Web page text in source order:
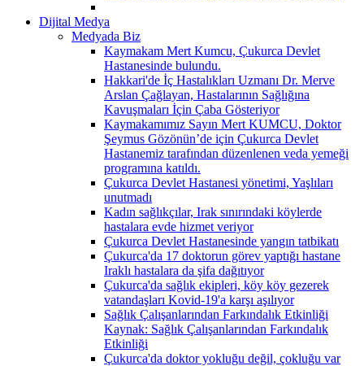
Dijital Medya
Medyada Biz
Kaymakam Mert Kumcu, Çukurca Devlet
Hastanesinde bulundu.
Hakkari'de İç Hastalıkları Uzmanı Dr. Merve
Arslan Çağlayan, Hastalarının Sağlığına
Kavuşmaları İçin Çaba Gösteriyor
Kaymakamımız Sayın Mert KUMCU, Doktor
Şeymus Gözönün’de için Çukurca Devlet
Hastanemiz tarafından düzenlenen veda yemeği
programına katıldı.
Çukurca Devlet Hastanesi yönetimi, Yaşlıları
unutmadı
Kadın sağlıkçılar, Irak sınırındaki köylerde
hastalara evde hizmet veriyor
Çukurca Devlet Hastanesinde yangın tatbikatı
Çukurca'da 17 doktorun görev yaptığı hastane
Iraklı hastalara da şifa dağıtıyor
Çukurca'da sağlık ekipleri, köy köy gezerek
vatandaşları Kovid-19'a karşı aşılıyor
Sağlık Çalışanlarından Farkındalık Etkinliği
Kaynak: Sağlık Çalışanlarından Farkındalık
Etkinliği
Çukurca'da doktor yokluğu değil, çokluğu var